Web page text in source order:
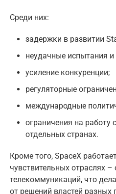
Среди них:
задержки в развитии
неудачные испытания и
усиление конкуренции;
регуляторные
международные
ограничения на работу
отдельных странах.
Кроме того, SpaceX
чувствительных отраслях
телекоммуникаций, что
от решений властей разных